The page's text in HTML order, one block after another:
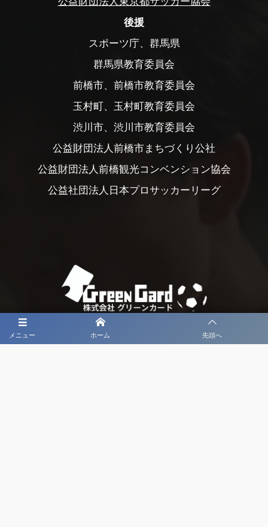
メニュー ホーム 先頭へ
後援
スポーツ庁、群馬県
群馬県教育委員会
前橋市、前橋市教育委員会
玉村町、玉村町教育委員会
渋川市、渋川市教育委員会
公益財団法人前橋市まちづくり公社
公益財団法人前橋観光コンベンション協会
公益社団法人日本プロサッカーリーグ